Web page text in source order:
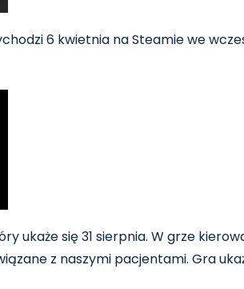
6 kwietnia na Steamie we
ukaże się 31 sierpnia. W grze
z naszymi pacjentami. Gra